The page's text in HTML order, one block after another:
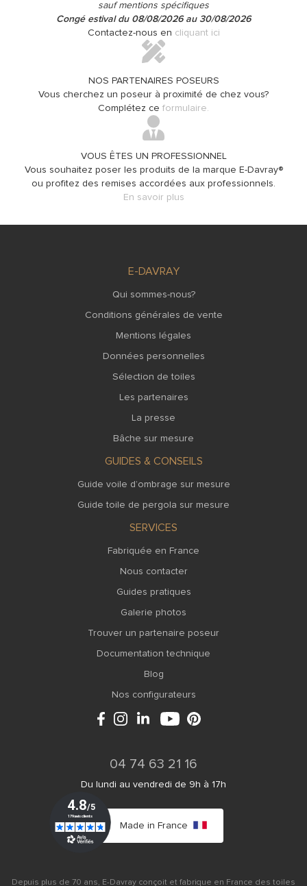
sauf mentions spécifiques
Congé estival du 08/08/2026 au 30/08/2026
Contactez-nous en cliquant ici
NOS PARTENAIRES POSEURS
Vous cherchez un poseur à proximité de chez vous?
Complétez ce formulaire.
VOUS ÊTES UN PROFESSIONNEL
Vous souhaitez poser les produits de la marque E-Davray®
ou profitez des remises accordées aux professionnels.
En savoir plus
E-DAVRAY
Qui sommes-nous?
Conditions générales de vente
Mentions légales
Données personnelles
Sélection de toiles
Les partenaires
La presse
Bâche sur mesure
GUIDES & CONSEILS
Guide voile d’ombrage sur mesure
Guide toile de pergola sur mesure
SERVICES
Fabriquée en France
Nous contacter
Guides pratiques
Galerie photos
Trouver un partenaire poseur
Documentation technique
Blog
Nos configurateurs
04 74 63 21 16
Du lundi au vendredi de 9h à 17h
Made in France
Depuis plus de 70 ans, E-Davray conçoit et fabrique en France des toiles